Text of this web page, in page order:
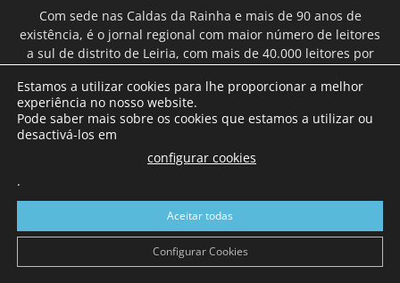
Com sede nas Caldas da Rainha e mais de 90 anos de
existência, é o jornal regional com maior número de leitores
a sul de distrito de Leiria, com mais de 40.000 leitores por
Continental e assinatura online.
SIGA-NOS
© Gazeta das Caldas - 2026
Estamos a utilizar cookies para lhe proporcionar a melhor
experiência no nosso website.
Pode saber mais sobre os cookies que estamos a utilizar ou
desactivá-los em
configurar cookies
.
Aceitar todas
Configurar Cookies